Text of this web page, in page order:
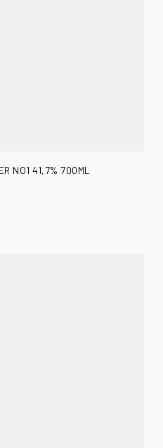
CARRITO
NO1 41,7% 700ML